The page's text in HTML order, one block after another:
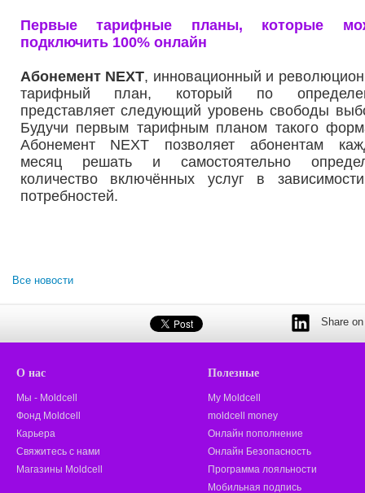
Первые тарифные планы, которые
подключить 100% онлайн
Абонемент NEXT, инновационный и
тарифный план, который по
представляет следующий уровень свободы
Будучи первым тарифным планом такого
Абонемент NEXT позволяет абонентам
месяц решать и самостоятельно
количество включённых услуг в
потребностей.
Все новости
Share
О нас
Мы - Moldcell
Фонд Moldcell
Карьера
Свяжитесь с нами
Магазины Moldcell
Полезные
My Moldcell
moldcell money
Онлайн пополнение
Онлайн Безопасность
Программа лояльности
Мобильная подпись